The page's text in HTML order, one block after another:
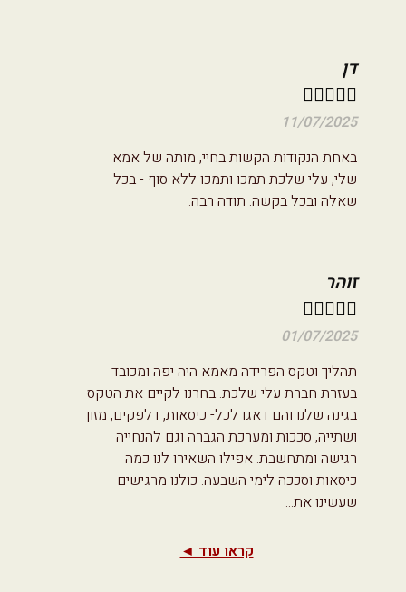
דן

11/07/2025
באחת הנקודות הקשות בחיי, מותה של אמא
שלי, עלי שלכת תמכו ותמכו ללא סוף - בכל
שאלה ובכל בקשה. תודה רבה.
זוהר

01/07/2025
תהליך וטקס הפרידה מאמא היה יפה ומכובד
בעזרת חברת עלי שלכת. בחרנו לקיים את הטקס
בגינה שלנו והם דאגו לכל- כיסאות, דלפקים, מזון
ושתייה, סככות ומערכת הגברה וגם להנחייה
רגישה ומתחשבת. אפילו השאירו לנו כמה
כיסאות וסככה לימי השבעה. כולנו מרגישים
שעשינו את...
קראו עוד ◄